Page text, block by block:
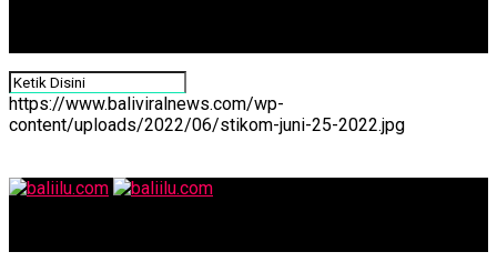
https://www.baliviralnews.com/wp-
content/uploads/2022/06/stikom-juni-25-2022.jpg